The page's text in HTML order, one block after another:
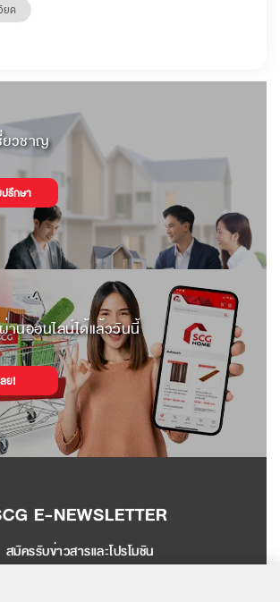
ยด
ยวชาญ
รึกษา
านออนไลน์ได้แล้ววันนี้
ย!
E-NEWSLETTER
สมัครรับข่าวสารและโปรโมชัน